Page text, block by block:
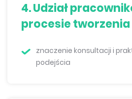
4. Udział
procesie
znaczenie konsultacji i
podejścia